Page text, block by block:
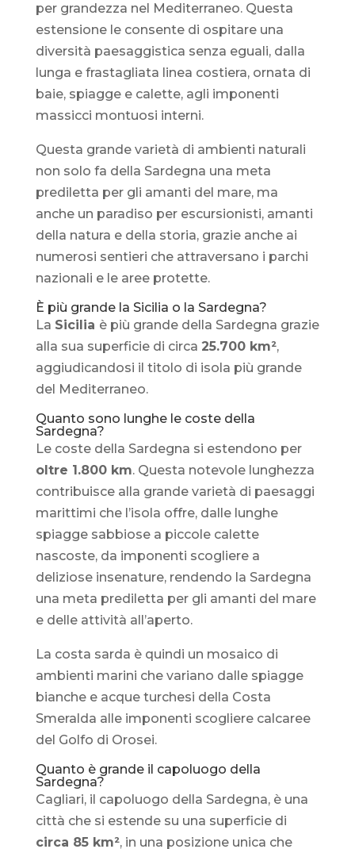
per grandezza nel Mediterraneo. Questa
estensione le consente di ospitare una
diversità paesaggistica senza eguali, dalla
lunga e frastagliata linea costiera, ornata di
baie, spiagge e calette, agli imponenti
massicci montuosi interni.
Questa grande varietà di ambienti naturali
non solo fa della Sardegna una meta
prediletta per gli amanti del mare, ma
anche un paradiso per escursionisti, amanti
della natura e della storia, grazie anche ai
numerosi sentieri che attraversano i parchi
nazionali e le aree protette.
È più grande la Sicilia o la Sardegna?
La Sicilia è più grande della Sardegna grazie
alla sua superficie di circa 25.700 km²,
aggiudicandosi il titolo di isola più grande
del Mediterraneo.
Quanto sono lunghe le coste della
Sardegna?
Le coste della Sardegna si estendono per
oltre 1.800 km. Questa notevole lunghezza
contribuisce alla grande varietà di paesaggi
marittimi che l’isola offre, dalle lunghe
spiagge sabbiose a piccole calette
nascoste, da imponenti scogliere a
deliziose insenature, rendendo la Sardegna
una meta prediletta per gli amanti del mare
e delle attività all’aperto.
La costa sarda è quindi un mosaico di
ambienti marini che variano dalle spiagge
bianche e acque turchesi della Costa
Smeralda alle imponenti scogliere calcaree
del Golfo di Orosei.
Quanto è grande il capoluogo della
Sardegna?
Cagliari, il capoluogo della Sardegna, è una
città che si estende su una superficie di
circa 85 km², in una posizione unica che